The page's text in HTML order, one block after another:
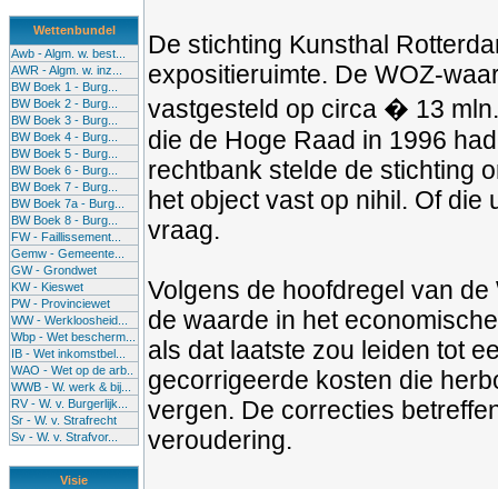
Wettenbundel
Awb - Algm. w. best...
AWR - Algm. w. inz...
BW Boek 1 - Burg...
BW Boek 2 - Burg...
BW Boek 3 - Burg...
BW Boek 4 - Burg...
BW Boek 5 - Burg...
BW Boek 6 - Burg...
BW Boek 7 - Burg...
BW Boek 7a - Burg...
BW Boek 8 - Burg...
FW - Faillissement...
Gemw - Gemeente...
GW - Grondwet
KW - Kieswet
PW - Provinciewet
WW - Werkloosheid...
Wbp - Wet bescherm...
IB - Wet inkomstbel...
WAO - Wet op de arb..
WWB - W. werk & bij...
RV - W. v. Burgerlijk...
Sr - W. v. Strafrecht
Sv - W. v. Strafvor...
Visie
De stichting Kunsthal
expositieruimte. De WOZ-
vastgesteld op circa � 13
die de Hoge Raad in 1996
rechtbank stelde de stichting
het object vast op nihil. Of
vraag.
Volgens de hoofdregel van
de waarde in het
als dat laatste zou leiden tot
gecorrigeerde kosten die
vergen. De correcties
veroudering.